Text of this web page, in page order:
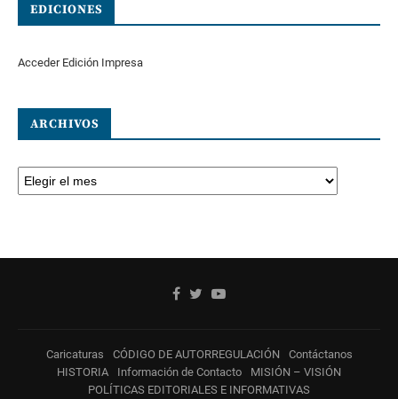
EDICIONES
Acceder Edición Impresa
ARCHIVOS
Caricaturas CÓDIGO DE AUTORREGULACIÓN
Contáctanos
HISTORIA
Información de Contacto
MISIÓN – VISIÓN
POLÍTICAS EDITORIALES E INFORMATIVAS